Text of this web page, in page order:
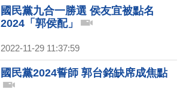
國民黨九合一勝選 侯友宜被點名
2024「郭侯配」
2022-11-29 11:37:59
國民黨2024誓師 郭台銘缺席成焦點